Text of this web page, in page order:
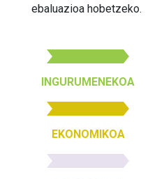
ebaluazioa hobetzeko.
INGURUMENEKOA
EKONOMIKOA